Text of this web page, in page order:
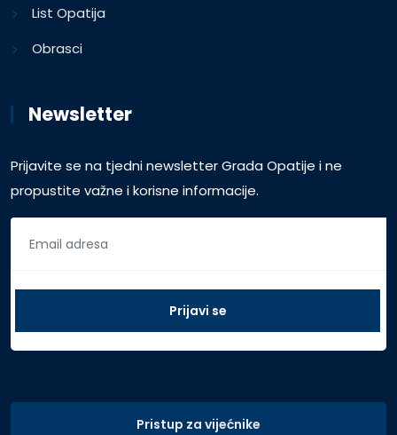
List Opatija
Obrasci
Newsletter
Prijavite se na tjedni newsletter Grada Opatije i ne
propustite važne i korisne informacije.
Pristup za vijećnike